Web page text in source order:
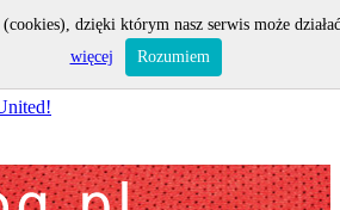
(cookies), dzięki którym nasz serwis może
więcej
Rozumiem